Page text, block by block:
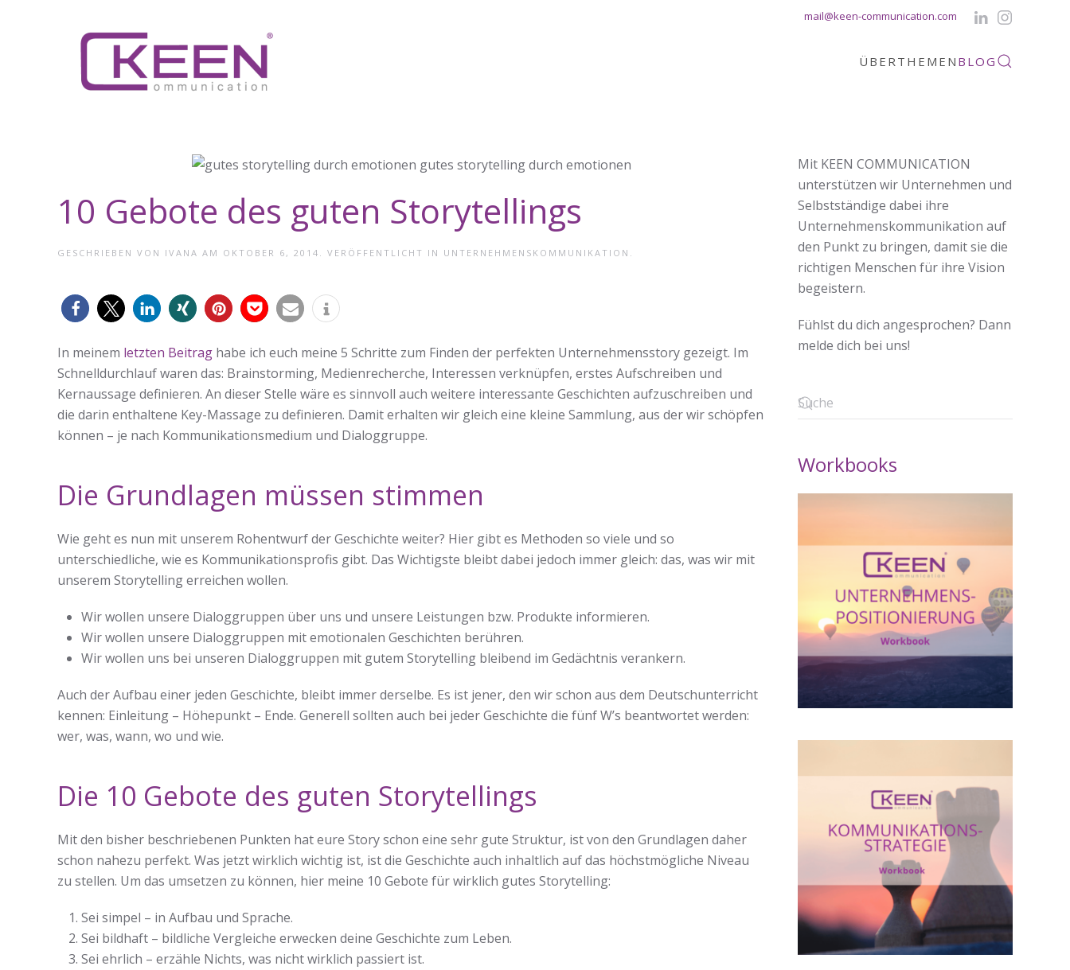
Skip to main content
mail@keen-communication.com
ÜBERTHEMEN BLOG
10 Gebote des guten Storytellings
GESCHRIEBEN VON IVANA AM OKTOBER 6, 2014 . VERÖFFENTLICHT IN UNTERNEHMENSKOMMUNIKATION .
0
In meinem letzten Beitrag habe ich euch meine 5 Schritte zum Finden der perfekten Unternehmensstory gezeigt. Im
Schnelldurchlauf waren das: Brainstorming, Medienrecherche, Interessen verknüpfen, erstes Aufschreiben und
Kernaussage definieren. An dieser Stelle wäre es sinnvoll auch weitere interessante Geschichten aufzuschreiben und
die darin enthaltene Key-Massage zu definieren. Damit erhalten wir gleich eine kleine Sammlung, aus der wir schöpfen
können – je nach Kommunikationsmedium und Dialoggruppe.
Die Grundlagen müssen stimmen
Wie geht es nun mit unserem Rohentwurf der Geschichte weiter? Hier gibt es Methoden so viele und so
unterschiedliche, wie es Kommunikationsprofis gibt. Das Wichtigste bleibt dabei jedoch immer gleich: das, was wir mit
unserem Storytelling erreichen wollen.
Wir wollen unsere Dialoggruppen über uns und unsere Leistungen bzw. Produkte informieren.
Wir wollen unsere Dialoggruppen mit emotionalen Geschichten berühren.
Wir wollen uns bei unseren Dialoggruppen mit gutem Storytelling bleibend im Gedächtnis verankern.
Auch der Aufbau einer jeden Geschichte, bleibt immer derselbe. Es ist jener, den wir schon aus dem Deutschunterricht
kennen: Einleitung – Höhepunkt – Ende. Generell sollten auch bei jeder Geschichte die fünf W’s beantwortet werden:
wer, was, wann, wo und wie.
Die 10 Gebote des guten Storytellings
Mit den bisher beschriebenen Punkten hat eure Story schon eine sehr gute Struktur, ist von den Grundlagen daher
schon nahezu perfekt. Was jetzt wirklich wichtig ist, ist die Geschichte auch inhaltlich auf das höchstmögliche Niveau
zu stellen. Um das umsetzen zu können, hier meine 10 Gebote für wirklich gutes Storytelling:
Sei simpel – in Aufbau und Sprache.
Sei bildhaft – bildliche Vergleiche erwecken deine Geschichte zum Leben.
Sei ehrlich – erzähle Nichts, was nicht wirklich passiert ist.
Mit KEEN COMMUNICATION
unterstützen wir Unternehmen und
Selbstständige dabei ihre
Unternehmenskommunikation auf
den Punkt zu bringen, damit sie die
richtigen Menschen für ihre Vision
begeistern.
Fühlst du dich angesprochen? Dann
melde dich bei uns!
Workbooks